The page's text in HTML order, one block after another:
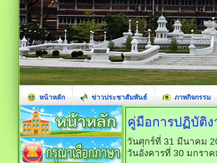
หน้าหลัก ข่าวประชาสัมพันธ์ ภาพกิจกรรม
คู่มือการปฏิบัติง
วันศุกร์ที่ 31 มีนาคม
วันอังคารที่ 30 มกรา